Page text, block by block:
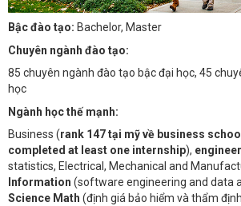
Bậc đào tạo: Bachelor, Master
Chuyên ngành đào tạo:
85 chuyên ngành đào tạo bậc đại học, 45
học
Ngành học thế mạnh:
Business (rank 147 tại mỹ về business
completed at least one internship),
statistics, Electrical, Mechanical and
Information (software engineering and data
Science Math (định giá bảo hiểm và thẩm